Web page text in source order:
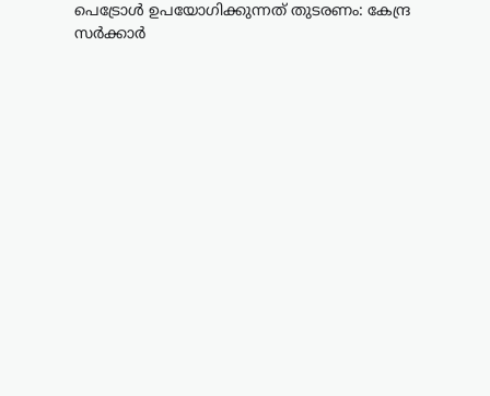
പെട്രോൾ ഉപയോഗിക്കുന്നത് തുടരണം: കേന്ദ്ര
സർക്കാർ